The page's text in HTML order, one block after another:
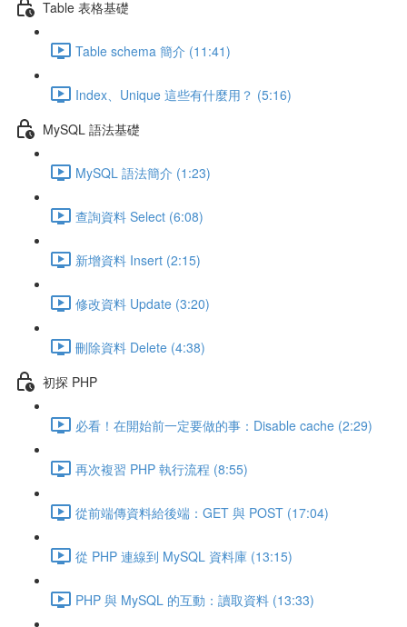
Table 表格基礎
Table schema 簡介 (11:41)
Index、Unique 這些有什麼用？ (5:16)
MySQL 語法基礎
MySQL 語法簡介 (1:23)
查詢資料 Select (6:08)
新增資料 Insert (2:15)
修改資料 Update (3:20)
刪除資料 Delete (4:38)
初探 PHP
必看！在開始前一定要做的事：Disable cache (2:29)
再次複習 PHP 執行流程 (8:55)
從前端傳資料給後端：GET 與 POST (17:04)
從 PHP 連線到 MySQL 資料庫 (13:15)
PHP 與 MySQL 的互動：讀取資料 (13:33)